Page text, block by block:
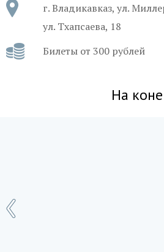
г. Владикавказ, ул.
ул. Тхапсаева, 18
Билеты от 300 рублей
На коне